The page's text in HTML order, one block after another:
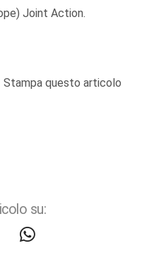
Joint Action.
Stampa questo articolo
su: